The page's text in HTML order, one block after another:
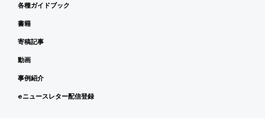
各種ガイドブック
書籍
寄稿記事
動画
事例紹介
eニュースレター配信登録